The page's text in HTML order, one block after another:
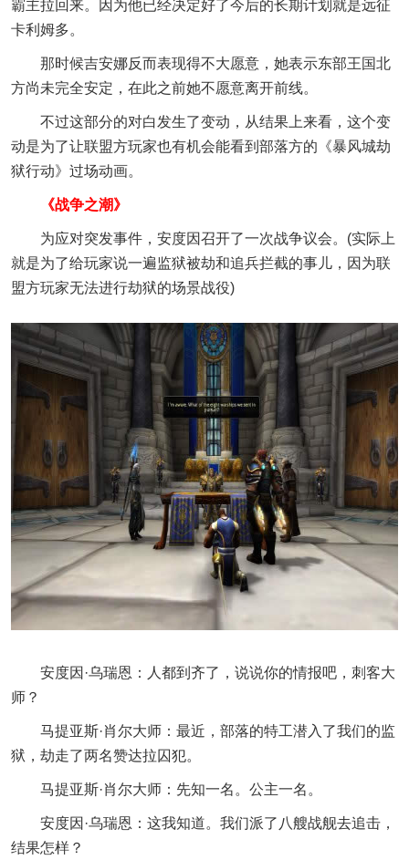
霸主拉回来。因为他已经决定好了今后的长期计划就是远征
卡利姆多。
那时候吉安娜反而表现得不大愿意，她表示东部王国北
方尚未完全安定，在此之前她不愿意离开前线。
不过这部分的对白发生了变动，从结果上来看，这个变
动是为了让联盟方玩家也有机会能看到部落方的《暴风城劫
狱行动》过场动画。
《战争之潮》
为应对突发事件，安度因召开了一次战争议会。(实际上
就是为了给玩家说一遍监狱被劫和追兵拦截的事儿，因为联
盟方玩家无法进行劫狱的场景战役)
安度因·乌瑞恩：人都到齐了，说说你的情报吧，刺客大
师？
马提亚斯·肖尔大师：最近，部落的特工潜入了我们的监
狱，劫走了两名赞达拉囚犯。
马提亚斯·肖尔大师：先知一名。公主一名。
安度因·乌瑞恩：这我知道。我们派了八艘战舰去追击，
结果怎样？